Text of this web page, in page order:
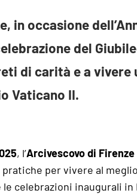
in occasione
del
di carità e a
Vaticano II.
, l’Arcivescovo di Firenze
per vivere al
celebrazioni inaugurali